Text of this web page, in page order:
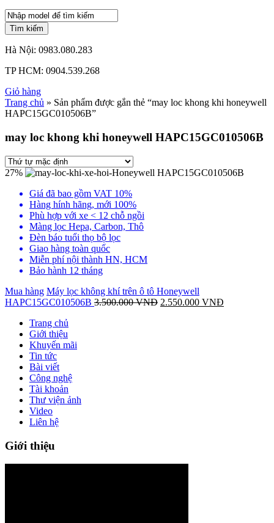
Tìm kiếm
Hà Nội: 0983.080.283
TP HCM: 0904.539.268
Giỏ hàng
Trang chủ » Sản phẩm được gắn thẻ “may loc khong khi honeywell
HAPC15GC010506B”
may loc khong khi honeywell HAPC15GC010506B
27%
Giá đã bao gồm VAT 10%
Hàng hính hãng, mới 100%
Phù hợp với xe < 12 chỗ ngồi
Màng lọc Hepa, Carbon, Thô
Đèn báo tuổi thọ bộ lọc
Giao hàng toàn quốc
Miễn phí nội thành HN, HCM
Bảo hành 12 tháng
Mua hàng Máy lọc không khí trên ô tô Honeywell
HAPC15GC010506B 3.500.000VNĐ 2.550.000 VNĐ
Trang chủ
Giới thiệu
Khuyến mãi
Tin tức
Bài viết
Công nghệ
Tài khoản
Thư viện ảnh
Video
Liên hệ
Giới thiệu